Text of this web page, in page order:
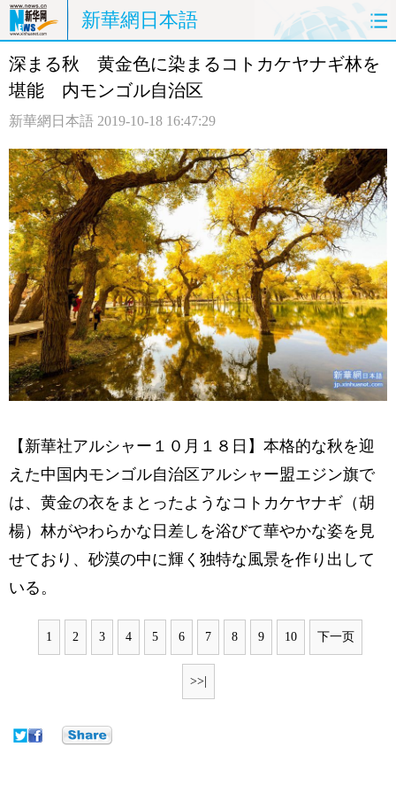
新華網日本語
ホームページ 政治 経済
観光 評論 写真
中日対訳
深まる秋 黄金色に染まるコトカケヤナギ林を
堪能 内モンゴル自治区
新華網日本語 2019-10-18 16:47:29
【新華社アルシャー１０月１８日】本格的な秋を迎
えた中国内モンゴル自治区アルシャー盟エジン旗で
は、黄金の衣をまとったようなコトカケヤナギ（胡
楊）林がやわらかな日差しを浴びて華やかな姿を見
せており、砂漠の中に輝く独特な風景を作り出して
いる。
1 2 3 4 5 6 7 8 9 10 下一页
>>|